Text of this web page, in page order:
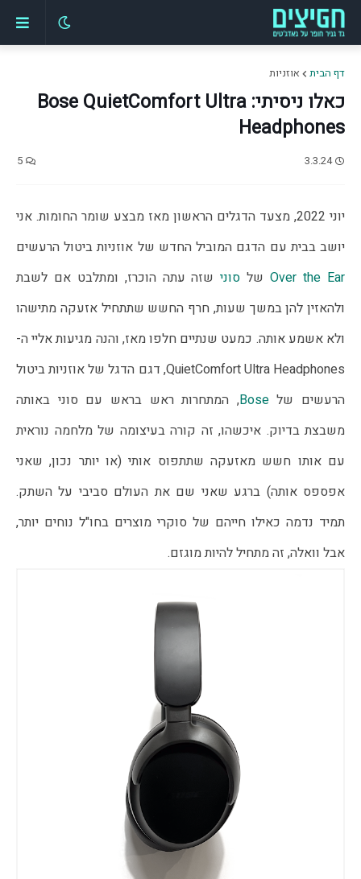
דף הבית אוזניות
כאלו ניסיתי: Bose QuietComfort Ultra
Headphones
3.3.24
5
יוני 2022, מצעד הדגלים הראשון מאז מבצע שומר החומות. אני
יושב בבית עם הדגם המוביל החדש של אוזניות ביטול הרעשים
Over the Earשל סונישזה עתה הוכרז, ומתלבט אם לשבת
ולהאזין להן במשך שעות, חרף החשש שתתחיל אזעקה מתישהו
ולא אשמע אותה. כמעט שנתיים חלפו מאז, והנה מגיעות אליי ה-
QuietComfort Ultra Headphones, דגם הדגל של אוזניות ביטול
הרעשים שלBose, המתחרות ראש בראש עם סוני באותה
משבצת בדיוק. איכשהו, זה קורה בעיצומה של מלחמה נוראית
עם אותו חשש מאזעקה שתתפוס אותי (או יותר נכון, שאני
אפספס אותה) ברגע שאני שם את העולם סביבי על השתק.
תמיד נדמה כאילו חייהם של סוקרי מוצרים בחו"ל נוחים יותר,
אבל וואלה, זה מתחיל להיות מוגזם.